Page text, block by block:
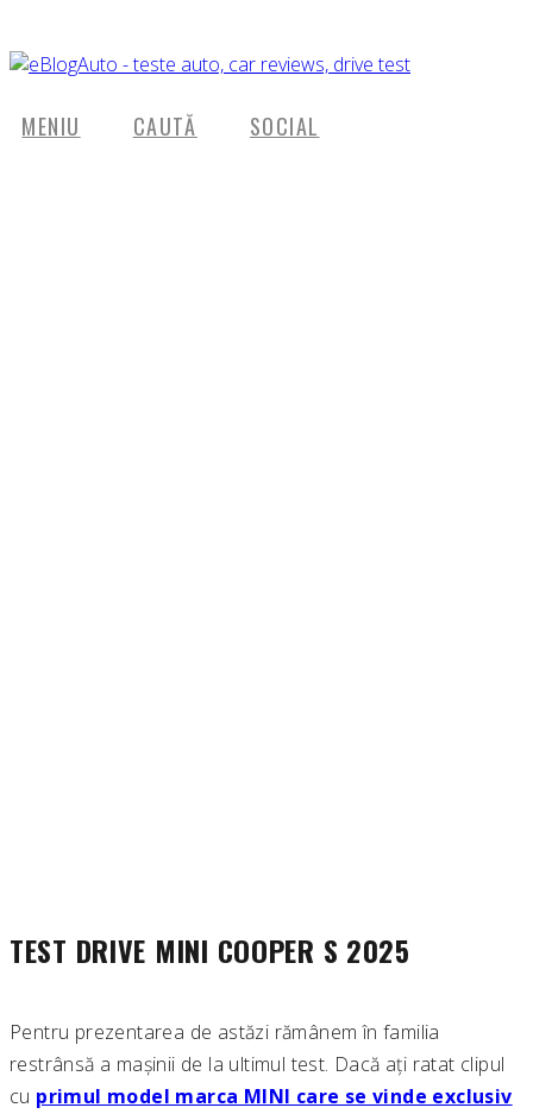
MENIU CAUTĂ SOCIAL
TEST DRIVE MINI COOPER S 2025
Pentru prezentarea de astăzi rămânem în familia
restrânsă a mașinii de la ultimul test. Dacă ați ratat clipul
cu primul model marca MINI care se vinde exclusiv